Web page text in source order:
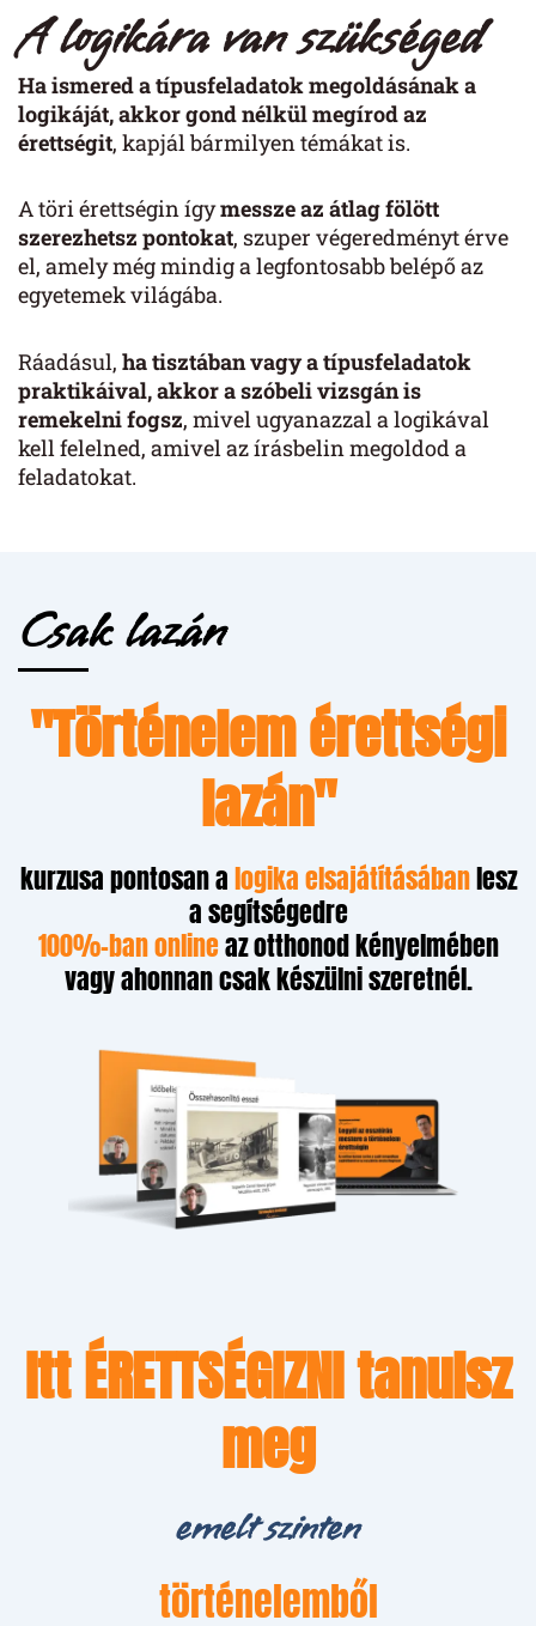
A logikára van szükséged
Ha ismered a típusfeladatok megoldásának a
logikáját, akkor gond nélkül megírod az
érettségit, kapjál bármilyen témákat is.
A töri érettségin ígymessze az átlag fölött
szerezhetsz pontokat, szuper végeredményt érve
el, amely még mindig a legfontosabb belépő az
egyetemek világába.
Ráadásul, ha tisztában vagy a típusfeladatok
praktikáival, akkor a szóbeli vizsgán is
remekelni fogsz, mivel ugyanazzal a logikával
kell felelned, amivel az írásbelin megoldod a
feladatokat.
Csak lazán
"Történelem érettségi
lazán"
kurzusa pontosan alogika elsajátításábanlesz
a segítségedre
100%-ban onlineaz otthonod kényelmében
vagy ahonnan csak készülni szeretnél.
Itt ÉRETTSÉGIZNI tanulsz
meg
emelt szinten
történelemből